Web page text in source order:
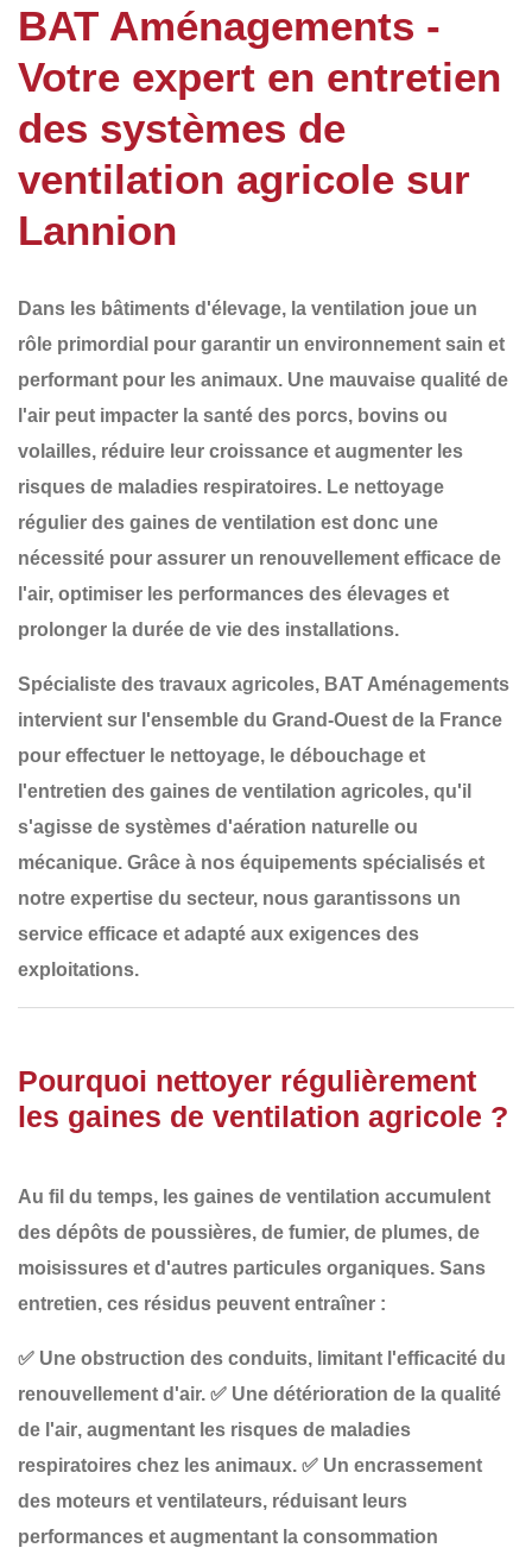
BAT Aménagements -
Votre expert en entretien
des systèmes de
ventilation agricole sur
Lannion
Dans les bâtiments d'élevage, la ventilation joue un
rôle primordial pour garantir un environnement sain et
performant pour les animaux. Une mauvaise qualité de
l'air peut impacter la santé des porcs, bovins ou
volailles, réduire leur croissance et augmenter les
risques de maladies respiratoires. Le nettoyage
régulier des gaines de ventilation est donc une
nécessité pour assurer un renouvellement efficace de
l'air, optimiser les performances des élevages et
prolonger la durée de vie des installations.
Spécialiste des travaux agricoles, BAT Aménagements
intervient sur l'ensemble du Grand-Ouest de la France
pour effectuer le nettoyage, le débouchage et
l'entretien des gaines de ventilation agricoles, qu'il
s'agisse de systèmes d'aération naturelle ou
mécanique. Grâce à nos équipements spécialisés et
notre expertise du secteur, nous garantissons un
service efficace et adapté aux exigences des
exploitations.
Pourquoi nettoyer régulièrement
les gaines de ventilation agricole ?
Au fil du temps, les gaines de ventilation accumulent
des dépôts de poussières, de fumier, de plumes, de
moisissures et d'autres particules organiques. Sans
entretien, ces résidus peuvent entraîner :
✅ Une obstruction des conduits, limitant l'efficacité du
renouvellement d'air. ✅ Une détérioration de la qualité
de l'air, augmentant les risques de maladies
respiratoires chez les animaux. ✅ Un encrassement
des moteurs et ventilateurs, réduisant leurs
performances et augmentant la consommation